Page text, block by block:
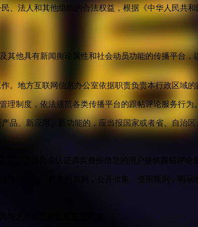
、法人和其他组织的合法权益，根据《中华人民共
他具有新闻舆论属性和社会动员功能的传播平台
。地方互联网信息办公室依据职责负责本行政区域
理制度，依法规范各类传播平台的跟帖评论服务行为
品、新应用、新功能的，应当报国家或者省、自治
证，不得向未认证真实身份信息的用户提供跟帖评论
法、正当、必要的原则，公开收集、使用规则，明
与之对应的静态版信息内容。